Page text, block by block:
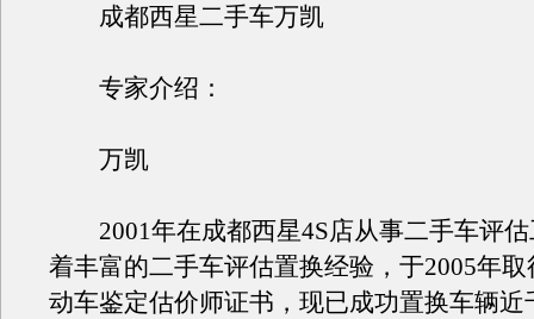
成都西星二手车万凯
专家介绍：
万凯
2001年在成都西星4S店从事二手车评估
着丰富的二手车评估置换经验，于2005年
动车鉴定估价师证书，现已成功置换车辆近